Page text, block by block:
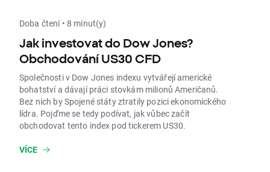
Doba čtení • 8 minut(y)
Jak investovat do Dow Jones?
Obchodování US30 CFD
Společnosti v Dow Jones indexu vytvářejí americké
bohatství a dávají práci stovkám milionů Američanů.
Bez nich by Spojené státy ztratily pozici ekonomického
lídra. Pojďme se tedy podívat, jak vůbec začít
obchodovat tento index pod tickerem US30.
VÍCE